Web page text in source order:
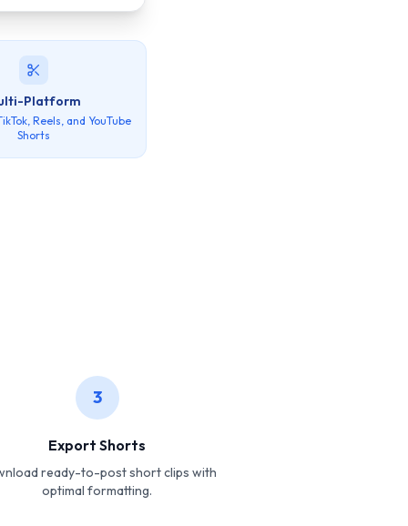
Platform
Reels, and YouTube
Shorts
3
Export Shorts
ready-to-post short clips with
optimal formatting.